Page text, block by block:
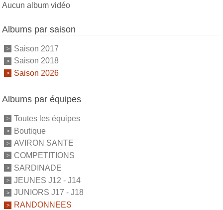
Aucun album vidéo
Albums par saison
Saison 2017
Saison 2018
Saison 2026
Albums par équipes
Toutes les équipes
Boutique
AVIRON SANTE
COMPETITIONS
SARDINADE
JEUNES J12 - J14
JUNIORS J17 - J18
RANDONNEES